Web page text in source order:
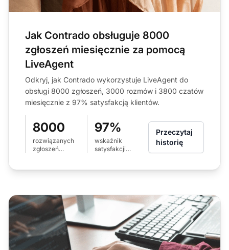
Jak Contrado obsługuje 8000
zgłoszeń miesięcznie za pomocą
LiveAgent
Odkryj, jak Contrado wykorzystuje LiveAgent do
obsługi 8000 zgłoszeń, 3000 rozmów i 3800 czatów
miesięcznie z 97% satysfakcją klientów.
8000
rozwiązanych
zgłoszeń
97%
wskaźnik
satysfakcji
Przeczytaj
historię